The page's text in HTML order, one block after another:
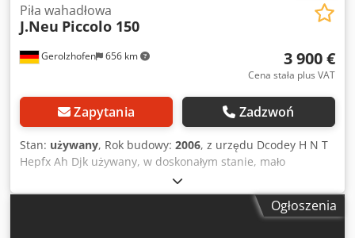
Gerolzhofen 656 km
Piła wahadłowa
J.Neu Piccolo 150
3 900 €
Cena stała plus VAT
Zapytania Zadzwoń
Stan: używany, Rok budowy: 2006, z urzędu Dcodey H N T
Hepfx Ah Djk używany, w doskonałym stanie, mało
eksploatowany Marka: J. Neu GmbH Typ: Piccolo 150 Rok
produkcji: 2006 Nr maszyny: 0606648 Certyfikat CE
Certyfikat GS na pył drzewny Silnik: 5,5 kW Wysokość cięcia
Ogłoszenia